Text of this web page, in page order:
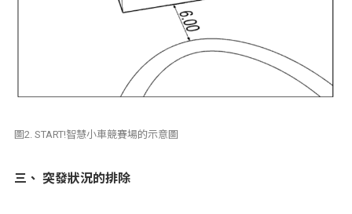
圖2. START!智慧小車競賽場的示意圖
三、 突發狀況的排除